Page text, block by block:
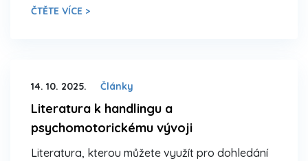
ČTĚTE VÍCE >
14. 10. 2025. Články
Literatura k handlingu a
psychomotorickému vývoji
Literatura, kterou můžete využít pro dohledání